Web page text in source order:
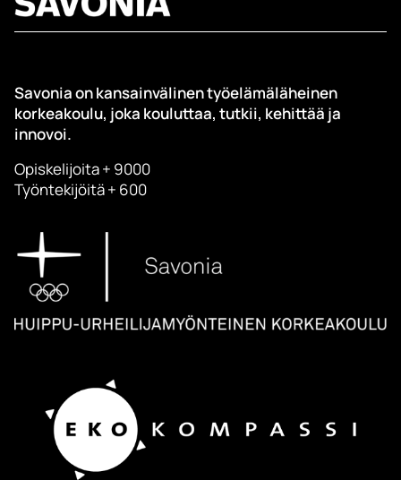
Savonia on kansainvälinen työelämäläheinen
korkeakoulu, joka kouluttaa, tutkii, kehittää ja
innovoi.
Opiskelijoita + 9000
Työntekijöitä + 600